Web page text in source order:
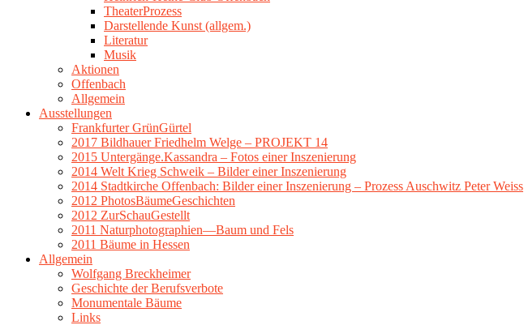
TheaterProzess
Darstellende Kunst (allgem.)
Literatur
Musik
Aktionen
Offenbach
Allgemein
Ausstellungen
Frankfurter GrünGürtel
2017 Bildhauer Friedhelm Welge – PROJEKT 14
2015 Untergänge.Kassandra – Fotos einer Inszenierung
2014 Welt Krieg Schweik – Bilder einer Inszenierung
2014 Stadtkirche Offenbach: Bilder einer Inszenierung – Prozess Auschwitz Peter Weiss
2012 PhotosBäumeGeschichten
2012 ZurSchauGestellt
2011 Naturphotographien—Baum und Fels
2011 Bäume in Hessen
Allgemein
Wolfgang Breckheimer
Geschichte der Berufsverbote
Monumentale Bäume
Links